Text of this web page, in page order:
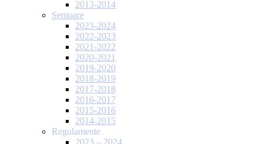
2013-2014
Senioare
2023-2024
2022-2023
2021-2022
2020-2021
2019-2020
2018-2019
2017-2018
2016-2017
2015-2016
2014-2015
Regulamente
2023 – 2024